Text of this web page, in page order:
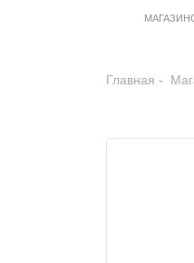
МАГАЗИН
Главная